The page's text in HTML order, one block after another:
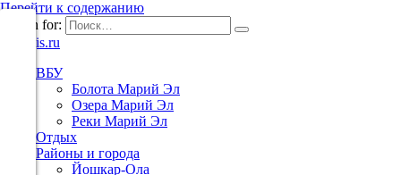
Перейти к содержанию
Search for:
ВБУ
Болота Марий Эл
Озера Марий Эл
Реки Марий Эл
Отдых
Районы и города
Йошкар-Ола